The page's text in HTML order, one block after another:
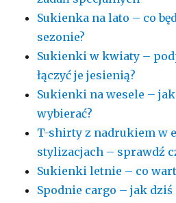
Sukienka na lato – co
sezonie?
Sukienki w kwiaty –
łączyć je jesienią?
Sukienki na wesele –
wybierać?
T-shirty z nadrukiem w
stylizacjach – sprawdź
Sukienki letnie – co
Spodnie cargo – jak